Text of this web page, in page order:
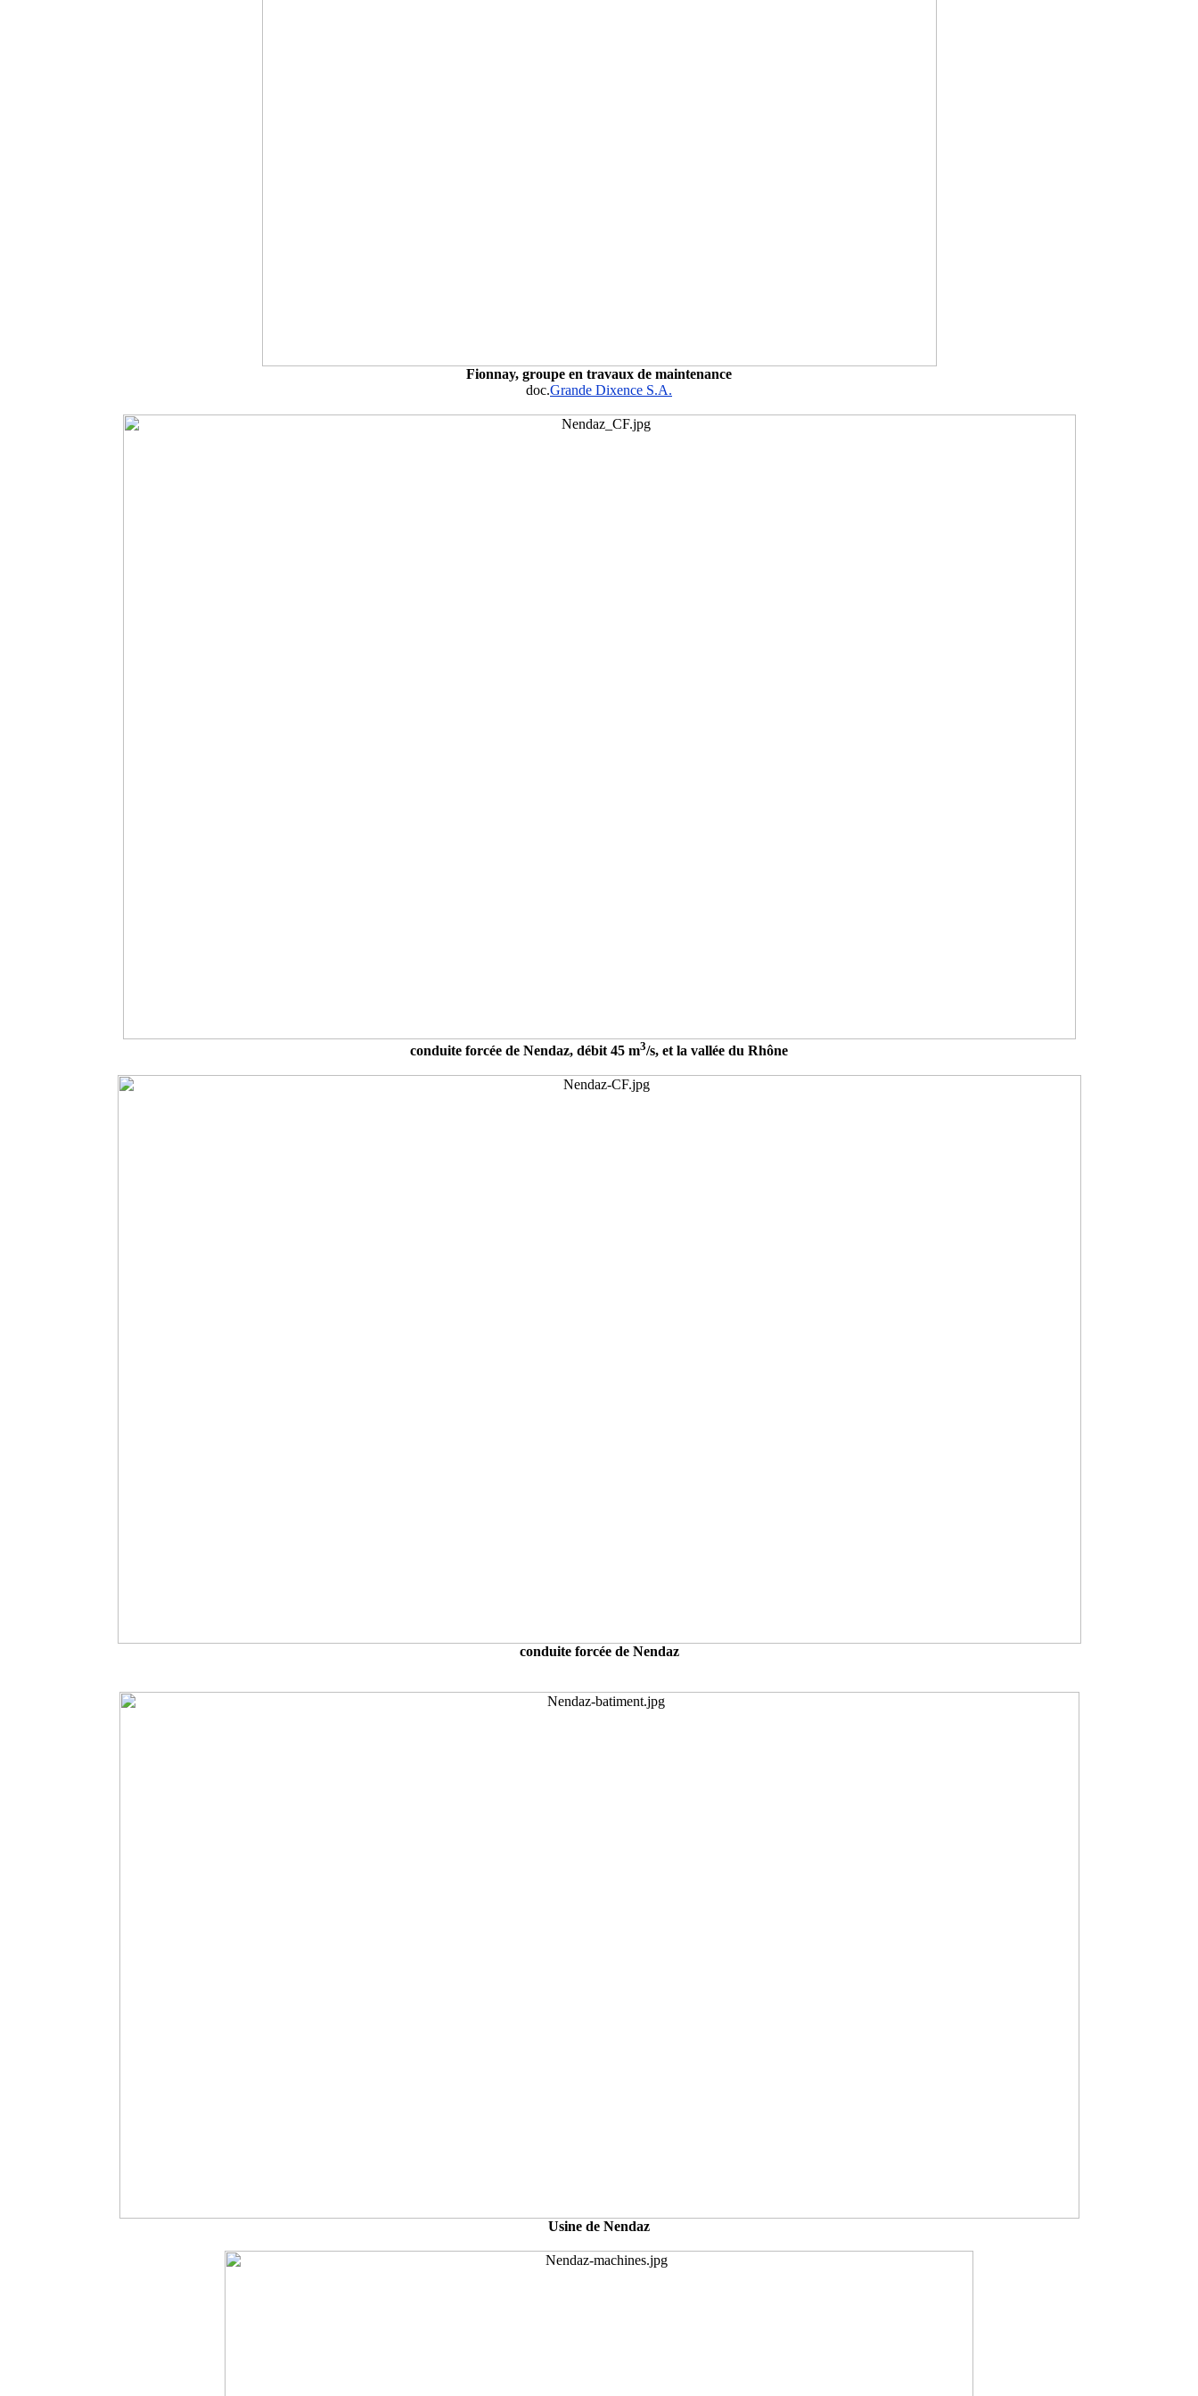
Fionnay, groupe en travaux de maintenance
doc.Grande Dixence S.A.
conduite forcée de Nendaz, débit 45 m3/s, et la vallée du Rhône
conduite forcée de Nendaz
Usine de Nendaz